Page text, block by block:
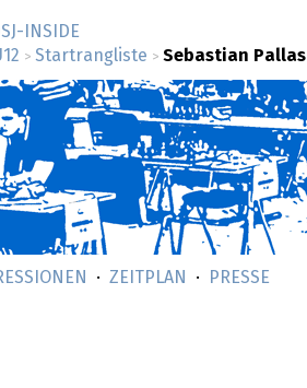
­INSIDE
> Startrangliste > Sebastian Pallas
ZEITPLAN PRESSE